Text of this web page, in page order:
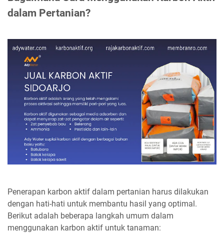
dalam Pertanian?
Penerapan karbon aktif dalam pertanian harus dilakukan
dengan hati-hati untuk membantu hasil yang optimal.
Berikut adalah beberapa langkah umum dalam
menggunakan karbon aktif untuk tanaman: